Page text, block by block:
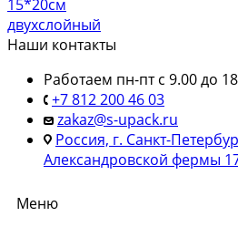
15*20см
двухслойный
Наши контакты
Работаем пн-пт с 9.00 до
+7 812 200 46 03
zakaz@s-upack.ru
Россия, г. Санкт-
Александровской фермы
Меню